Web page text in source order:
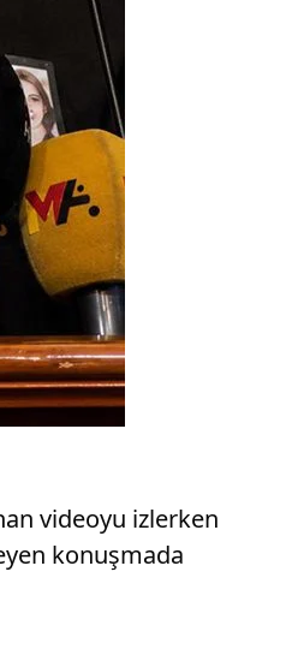
videoyu izlerken
konuşmada